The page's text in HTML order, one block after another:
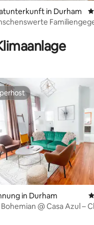
4,93 von 5,
in Durham
Bewertung: 5 von 5,
in Durham
@ Casa Azul –